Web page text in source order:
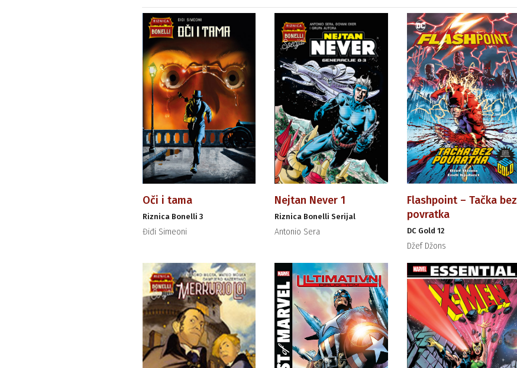
Oči i tama
Riznica Bonelli 3
Điđi Simeoni
Nejtan Never 1
Riznica Bonelli Serijal
Antonio Sera
Flashpoint – Tačka bez
povratka
DC Gold 12
Džef Džons